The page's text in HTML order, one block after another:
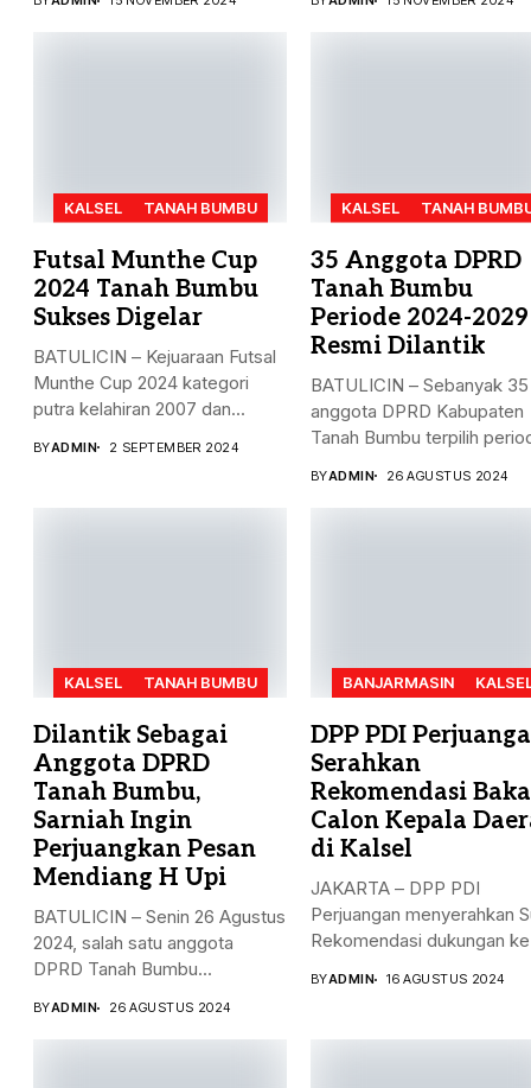
KALSEL TANAH BUMBU
Futsal Munthe Cup
2024 Tanah Bumbu
Sukses Digelar
BATULICIN – Kejuaraan Futsal
Munthe Cup 2024 kategori
putra kelahiran 2007 dan...
BYADMIN 2 SEPTEMBER 2024
KALSEL TANAH
35 Anggota DPRD
Tanah Bumbu
Periode 2024-2029
Resmi Dilantik
BATULICIN – Sebanyak 35
anggota DPRD Kabupaten
Tanah Bumbu terpilih
BYADMIN 26 AGUSTUS 2024
KALSEL TANAH BUMBU
Dilantik Sebagai
Anggota DPRD
Tanah Bumbu,
Sarniah Ingin
Perjuangkan Pesan
Mendiang H Upi
BATULICIN – Senin 26 Agustus
2024, salah satu anggota
DPRD Tanah Bumbu...
BYADMIN 26 AGUSTUS 2024
BANJARMASIN
DPP PDI
Serahkan
Rekomendasi
Calon Kepala
di Kalsel
JAKARTA – DPP PDI
Perjuangan menyerahkan
Rekomendasi dukungan ke
BYADMIN 16 AGUSTUS 2024